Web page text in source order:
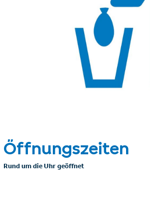
Öffnungszeiten
Rund um die Uhr geöffnet